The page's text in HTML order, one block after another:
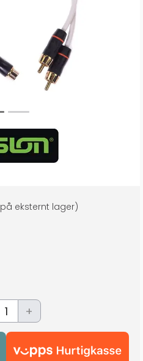
på eksternt lager)
+